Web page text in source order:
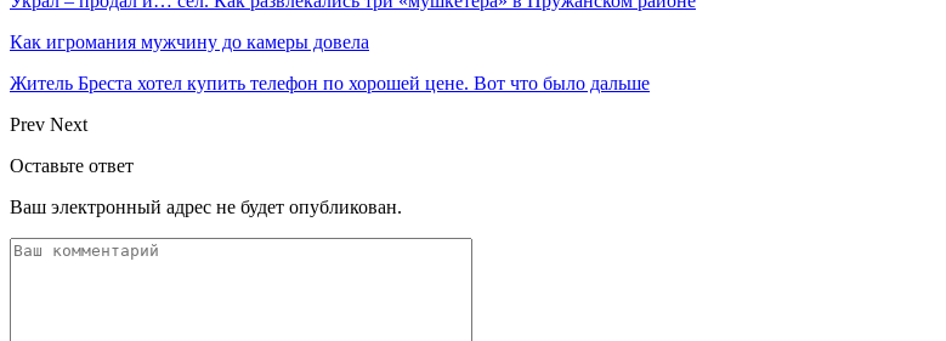
Как игромания мужчину до камеры довела
Житель Бреста хотел купить телефон по хорошей цене. Вот что было дальше
Prev Next
Оставьте ответ
Ваш электронный адрес не будет опубликован.